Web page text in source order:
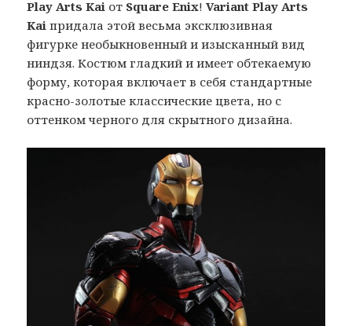
Play Arts Kai от Square Enix! Variant Play Arts
Kai придала этой весьма эксклюзивная
фигурке необыкновенный и изысканный вид
ниндзя. Костюм гладкий и имеет обтекаемую
форму, которая включает в себя стандартные
красно-золотые классические цвета, но с
оттенком черного для скрытного дизайна.